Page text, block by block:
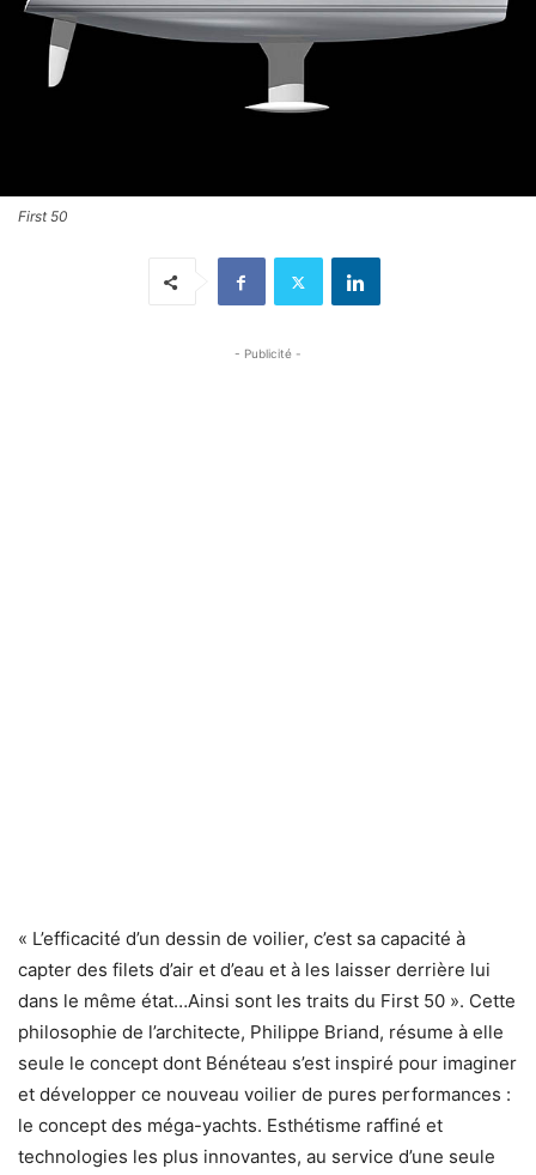
First 50
- Publicité -
« L’efficacité d’un dessin de voilier, c’est sa capacité à
capter des filets d’air et d’eau et à les laisser derrière lui
dans le même état…Ainsi sont les traits du First 50 ». Cette
philosophie de l’architecte, Philippe Briand, résume à elle
seule le concept dont Bénéteau s’est inspiré pour imaginer
et développer ce nouveau voilier de pures performances :
le concept des méga-yachts. Esthétisme raffiné et
technologies les plus innovantes, au service d’une seule